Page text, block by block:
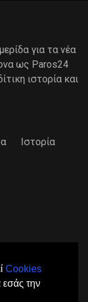
Cookies
εσάς την
για τα νέα
ως Paros24
ιστορία και
Ιστορία